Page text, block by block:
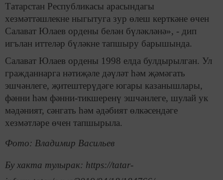
Татарстан Республикасы арасындагы
хезмәттәшлекне ныгытуга зур өлеш керткәне өчен
Салават Юлаев ордены белән бүләкләнә», - дип
игълан иттеләр бүләкне тапшыру барышында.
Салават Юлаев ордены 1998 елда булдырылган. Ул
гражданнарга нәтиҗәле дәүләт һәм җәмәгать
эшчәнлеге, җитештерүдәге югары казанышлары,
фәнни һәм фәнни-тикшеренү эшчәнлеге, шулай ук
мәдәният, сәнгать һәм әдәбият өлкәсендәге
хезмәтләре өчен тапшырыла.
Фото: Владимир Васильев
Бу хакта тулырак: https://tatar-